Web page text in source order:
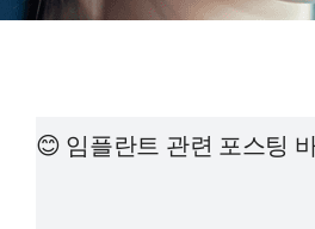
😊 임플란트 관련 포스팅